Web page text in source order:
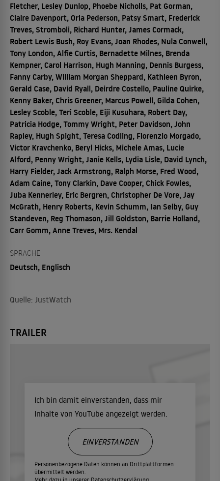
Fletcher, Lesley Dunlop, Phoebe Nicholls, Pat Gorman,
Claire Davenport, Orla Pederson, Patsy Smart, Frederick
Treves, Stromboli, Richard Hunter, James Cormack,
Robert Lewis Bush, Roy Evans, Joan Rhodes, Nula Conwell,
Tony London, Alfie Curtis, Bernadette Milnes, Brenda
Kempner, Carol Harrison, Hugh Manning, Dennis Burgess,
Fanny Carby, William Morgan Sheppard, Kathleen Byron,
Gerald Case, David Ryall, Deirdre Costello, Pauline Quirke,
Kenny Baker, Chris Greener, Marcus Powell, Gilda Cohen,
Lesley Scoble, Teri Scoble, Eiji Kusuhara, Robert Day,
Patricia Hodge, Tommy Wright, Peter Davidson, John
Rapley, Hugh Spight, Teresa Codling, Florenzio Morgado,
Victor Kravchenko, Beryl Hicks, Michele Amas, Lucie
Alford, Penny Wright, Janie Kells, Lydia Lisle, David Lynch,
Harry Fielder, Jack Armstrong, Ralph Morse, Fred Wood,
Adam Caine, Tony Clarkin, Dave Cooper, Chick Fowles,
Juba Kennerley, Eric Bergren, Christopher De Vore, Jay
McGrath, Henry Roberts, Kevin Schumm, Ian Selby, Guy
Standeven, Reg Thomason, Jill Goldston, Barrie Holland,
Carr Gomm, Anne Treves, Mrs. Kendal
SPRACHE
Deutsch, Englisch
Quelle: JustWatch
TRAILER
Ich bin damit einverstanden, dass mir
Inhalte von YouTube angezeigt werden.
Personenbezogene Daten können an Drittplattformen
übermittelt werden.
EINVERSTANDEN